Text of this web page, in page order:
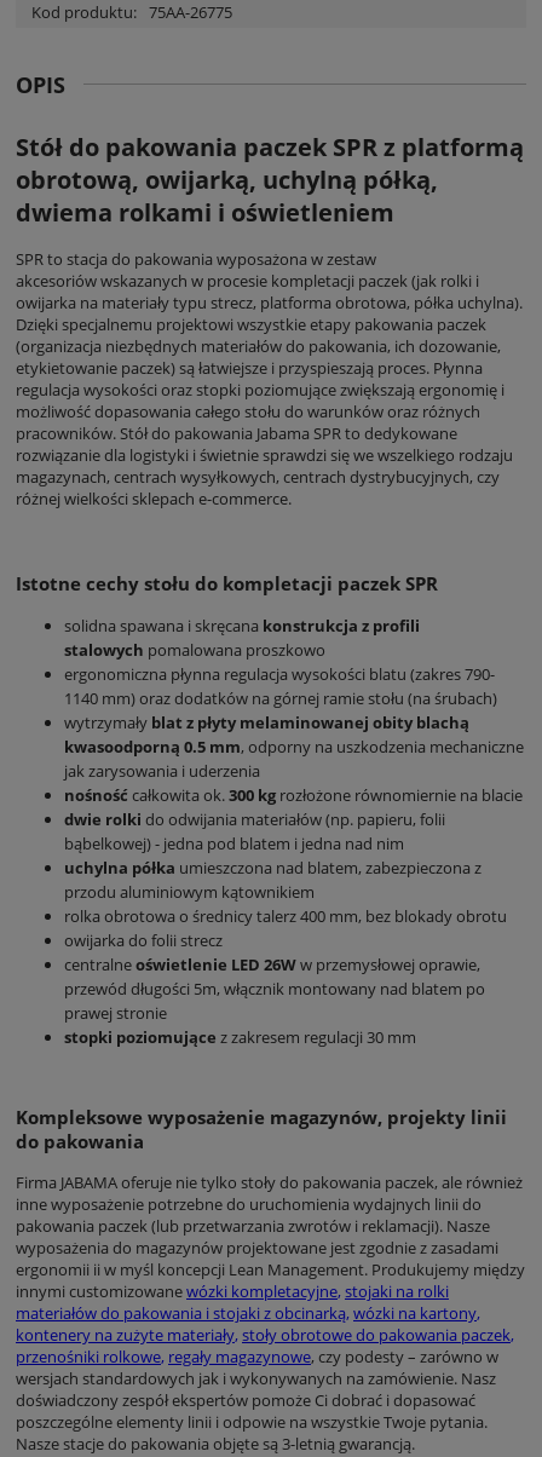
Kod produktu: 75AA-26775
OPIS
Stół do pakowania paczek SPR z platformą
obrotową, owijarką, uchylną półką,
dwiema rolkami i oświetleniem
SPR to stacja do pakowania wyposażona w zestaw
akcesoriów wskazanych w procesie kompletacji paczek (jak rolki i
owijarka na materiały typu strecz, platforma obrotowa, półka uchylna).
Dzięki specjalnemu projektowi wszystkie etapy pakowania paczek
(organizacja niezbędnych materiałów do pakowania, ich dozowanie,
etykietowanie paczek) są łatwiejsze i przyspieszają proces. Płynna
regulacja wysokości oraz stopki poziomujące zwiększają ergonomię i
możliwość dopasowania całego stołu do warunków oraz różnych
pracowników. Stół do pakowania Jabama SPR to dedykowane
rozwiązanie dla logistyki i świetnie sprawdzi się we wszelkiego rodzaju
magazynach, centrach wysyłkowych, centrach dystrybucyjnych, czy
różnej wielkości sklepach e-commerce.
Istotne cechy stołu do kompletacji paczek SPR
solidna spawana i skręcana konstrukcja z profili
stalowych pomalowana proszkowo
ergonomiczna płynna regulacja wysokości blatu (zakres 790-
1140 mm) oraz dodatków na górnej ramie stołu (na śrubach)
wytrzymały blat z płyty melaminowanej obity blachą
kwasoodporną 0.5 mm, odporny na uszkodzenia mechaniczne
jak zarysowania i uderzenia
nośność całkowita ok.300 kg rozłożone równomiernie na blacie
dwie rolki do odwijania materiałów (np. papieru, folii
bąbelkowej) - jedna pod blatem i jedna nad nim
uchylna półka umieszczona nad blatem, zabezpieczona z
przodu aluminiowym kątownikiem
rolka obrotowa o średnicy talerz 400 mm, bez blokady obrotu
owijarka do folii strecz
centralneoświetlenie LED 26Ww przemysłowej oprawie,
przewód długości 5m, włącznik montowany nad blatem po
prawej stronie
stopki poziomujące z zakresem regulacji 30 mm
Kompleksowe wyposażenie magazynów, projekty linii
do pakowania
Firma JABAMA oferuje nie tylko stoły do pakowania paczek, ale również
inne wyposażenie potrzebne do uruchomienia wydajnych linii do
pakowania paczek (lub przetwarzania zwrotów i reklamacji). Nasze
wyposażenia do magazynów projektowane jest zgodnie z zasadami
ergonomii ii w myśl koncepcji Lean Management. Produkujemy między
innymi customizowanewózki kompletacyjne, stojaki na rolki
materiałów do pakowania i stojaki z obcinarką, wózki na kartony,
kontenery na zużyte materiały, stoły obrotowe do pakowania paczek,
przenośniki rolkowe, regały magazynowe, czy podesty – zarówno w
wersjach standardowych jak i wykonywanych na zamówienie. Nasz
doświadczony zespół ekspertów pomoże Ci dobrać i dopasować
poszczególne elementy linii i odpowie na wszystkie Twoje pytania.
Nasze stacje do pakowania objęte są 3-letnią gwarancją.